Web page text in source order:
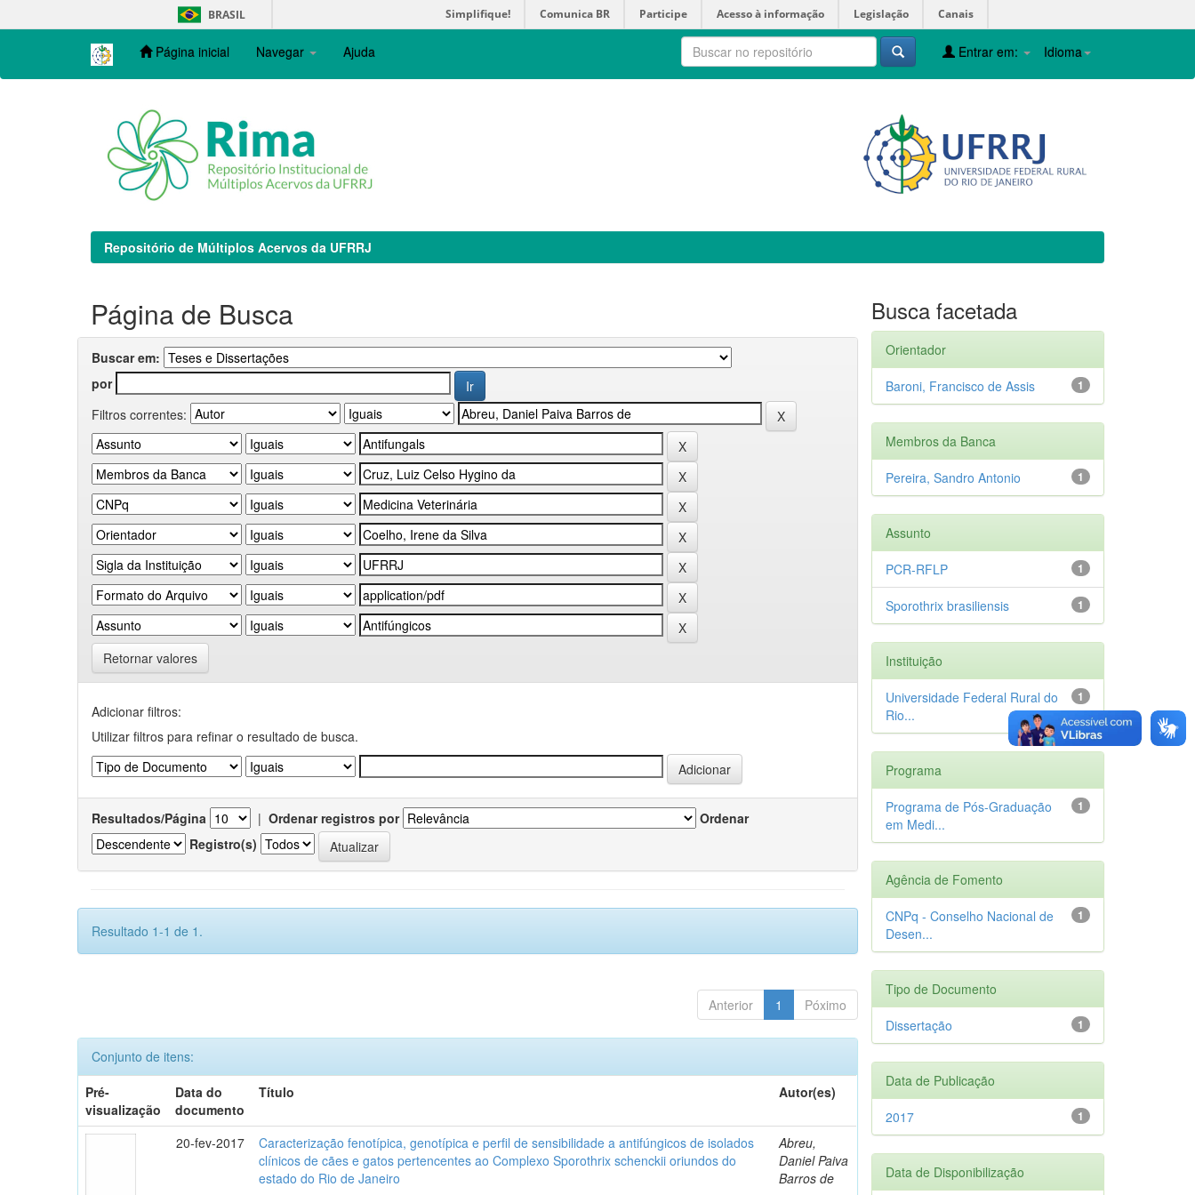
navigation
BRASIL Simplifique! Comunica BR Participe Acesso à informação Legislação Canais
Página inicial Navegar Ajuda Idioma
Entrar em:
Repositório de Múltiplos Acervos da UFRRJ
Página de Busca
Buscar em:
por
Filtros correntes:
Retornar valores
Adicionar filtros:
Utilizar filtros para refinar o resultado de busca.
Resultados/Página | Ordenar registros por
Ordenar
Registro(s)
Resultado 1-1 de 1.
Anterior 1 Póximo
Conjunto de itens:
Pré-
visualização
Data do
documento
Título Autor(es)
20-fev-2017
Caracterização fenotípica, genotípica e perfil de sensibilidade a antifúngicos de isolados
clínicos de cães e gatos pertencentes ao Complexo Sporothrix schenckii oriundos do
estado do Rio de Janeiro
Abreu,
Daniel Paiva
Barros de
Busca facetada
Orientador
1
Baroni, Francisco de Assis
Membros da Banca
1
Pereira, Sandro Antonio
Assunto
1
PCR-RFLP
1
Sporothrix brasiliensis
Instituição
1
Universidade Federal Rural do
Rio...
Programa
1
Programa de Pós-Graduação
em Medi...
Agência de Fomento
1
CNPq - Conselho Nacional de
Desen...
Tipo de Documento
1
Dissertação
Data de Publicação
1
2017
Data de Disponibilização